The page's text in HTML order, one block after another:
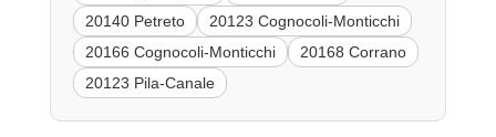
20140 Petreto
20123 Cognocoli-Monticchi
20166 Cognocoli-Monticchi
20168 Corrano
20123 Pila-Canale